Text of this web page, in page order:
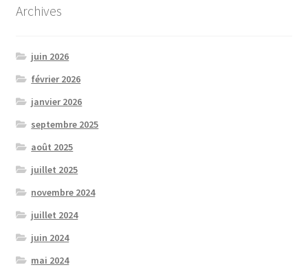
Archives
juin 2026
février 2026
janvier 2026
septembre 2025
août 2025
juillet 2025
novembre 2024
juillet 2024
juin 2024
mai 2024